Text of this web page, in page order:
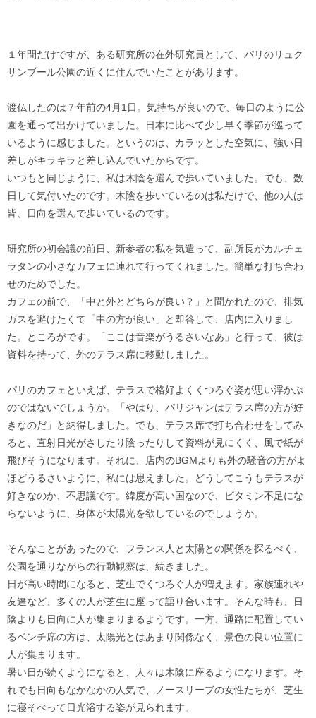
１年間だけですが、ある研究所の在外研究員として、パリのリュク
サンブール公園の近くに住んでいたことがあります。
渡仏したのは７年前の4月1日。気持ちが良いので、毎日のように公
園を通って出かけていました。日本に比べて少し早く季節が巡って
いるように感じました。というのは、カラッとした空気に、強い日
差しがキラキラと差し込んでいたからです。
いつもと同じように、私は木陰を選んで歩いていました。でも、数
日して気付いたのです。木陰を歩いているのは私だけで、他の人は
皆、日向を選んで歩いているのです。
研究所の初会議の前日、新参者の私を気遣って、副所長がカルチェ
ラタンの小さなカフェに連れて行ってくれました。簡単な打ち合わ
せのためでした。
カフェの前で、「中と外とどちらが良い？」と聞かれたので、排気
ガスを避けたくて「中の方が良い」と即答して、店内に入りまし
た。ところがです。「ここは音楽がうるさいなあ」と行って、彼は
資料を持って、外のテラス席に移動しました。
パリのカフェといえば、テラスで格好よくくつろぐ姿が思い浮かぶ
のではないでしょうか。「やはり、パリジャンはテラス席の方が好
きなのだ」と納得しました。でも、テラス席で打ち合わせをしてみ
ると、直射日光がさしたり陰ったりして資料が見にくく、風で紙が
飛びそうになります。それに、店内のBGMよりも外の騒音の方がよ
ほどうるさいように、私には思えました。どうしてこうもテラスが
好きなのか、不思議です。緯度が高い国なので、ビタミン不足にな
らないように、身体が太陽光を欲しているのでしょうか。
そんなことがあったので、フランス人と太陽との関係を探るべく、
公園を通りながらの行動観察は、続きました。
日が高い時間になると、芝生でくつろぐ人が増えます。家族連れや
友達など、多くの人が芝生に座って語り合います。そんな時も、日
陰よりも日向に人が集まりまるようです。一方、通路に配置してい
るベンチ席の方は、太陽光とはあまり関係なく、景色の良い位置に
人が集まります。
暑い日が続くようになると、人々は木陰に座るようになります。そ
れでも日向もなかなかの人気で、ノースリーブの女性たちが、芝生
に寝そべって日光浴する姿が見られます。